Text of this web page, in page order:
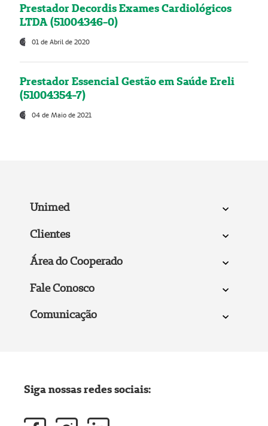
Prestador Decordis Exames Cardiológicos
LTDA (51004346-0)
01 de Abril de 2020
Prestador Essencial Gestão em Saúde Ereli
(51004354-7)
04 de Maio de 2021
Unimed
Clientes
Área do Cooperado
Fale Conosco
Comunicação
Siga nossas redes sociais: